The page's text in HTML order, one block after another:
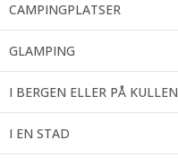
CAMPINGPLATSER
GLAMPING
I BERGEN ELLER PÅ KULLEN
I EN STAD